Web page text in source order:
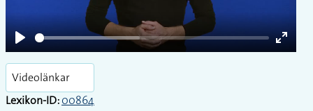
Play
Enter
Videolänkar
Lexikon-ID:00864